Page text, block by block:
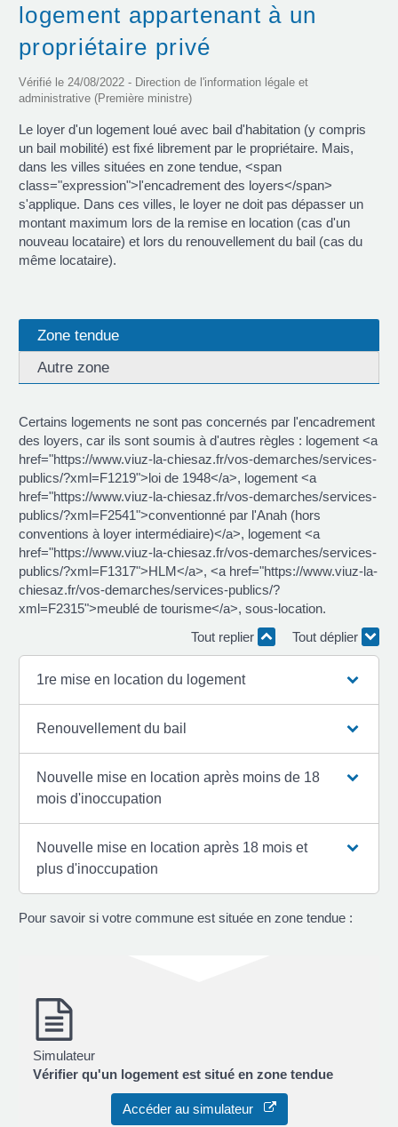
logement appartenant à un
propriétaire privé
Vérifié le 24/08/2022 - Direction de l'information légale et
administrative (Première ministre)
Le loyer d'un logement loué avec bail d'habitation (y compris
un bail mobilité) est fixé librement par le propriétaire. Mais,
dans les villes situées en zone tendue, <span
class="expression">l'encadrement des loyers</span>
s'applique. Dans ces villes, le loyer ne doit pas dépasser un
montant maximum lors de la remise en location (cas d'un
nouveau locataire) et lors du renouvellement du bail (cas du
même locataire).
Zone tendue
Autre zone
Certains logements ne sont pas concernés par l'encadrement
des loyers, car ils sont soumis à d'autres règles : logement <a
href="https://www.viuz-la-chiesaz.fr/vos-demarches/services-
publics/?xml=F1219">loi de 1948</a>, logement <a
href="https://www.viuz-la-chiesaz.fr/vos-demarches/services-
publics/?xml=F2541">conventionné par l'Anah (hors
conventions à loyer intermédiaire)</a>, logement <a
href="https://www.viuz-la-chiesaz.fr/vos-demarches/services-
publics/?xml=F1317">HLM</a>, <a href="https://www.viuz-la-
chiesaz.fr/vos-demarches/services-publics/?
xml=F2315">meublé de tourisme</a>, sous-location.
Tout replier
Tout déplier
1re mise en location du logement
Renouvellement du bail
Nouvelle mise en location après moins de 18
mois d'inoccupation
Nouvelle mise en location après 18 mois et
plus d'inoccupation
Pour savoir si votre commune est située en zone tendue :
Simulateur
Vérifier qu'un logement est situé en zone tendue
Accéder au simulateur